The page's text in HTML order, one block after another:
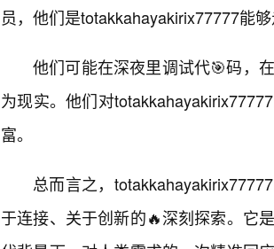
员，他们是totakkahayakirix77777能够
他们可能在深夜里调试代🎯码，
为现实。他们对
富。
总而言之，
于连接、关于创新的🔥深刻探索。它